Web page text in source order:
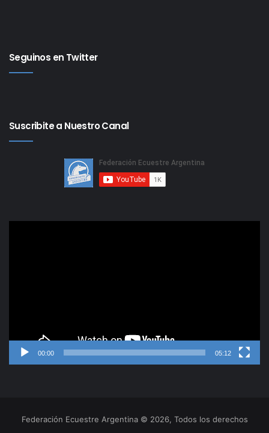
Seguinos en Twitter
Suscribite a Nuestro Canal
00:00 05:12
Federación Ecuestre Argentina © 2026, Todos los derechos